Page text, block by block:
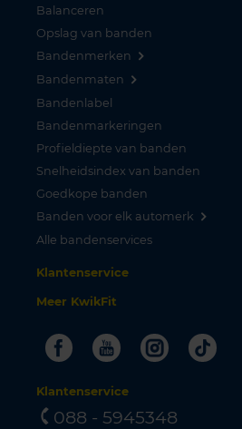
Balanceren
Opslag van banden
Bandenmerken
Bandenmaten
Bandenlabel
Bandenmarkeringen
Profieldiepte van banden
Snelheidsindex van banden
Goedkope banden
Banden voor elk automerk
Alle bandenservices
Klantenservice
Meer KwikFit
FacebookYoutubeInstagram
Klantenservice
088 - 5945348